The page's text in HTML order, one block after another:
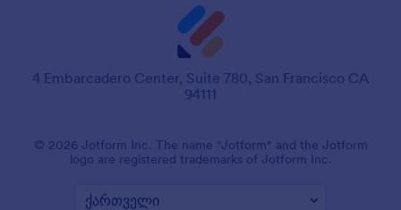
4 Embarcadero Center, Suite 780, San Francisco CA
94111
© 2026 Jotform Inc. The name "Jotform" and the Jotform
logo are registered trademarks of Jotform Inc.